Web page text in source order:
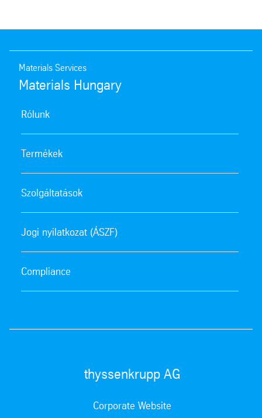
Materials Services
Materials Hungary
Rólunk
Termékek
Szolgáltatások
Jogi nyilatkozat (ÁSZF)
Compliance
thyssenkrupp AG
Corporate Website